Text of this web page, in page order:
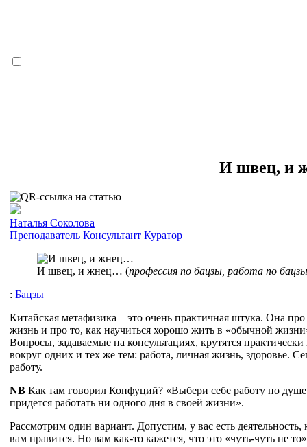
И швец, и
Наталья Соколова
Преподаватель Консультант Куратор
И швец, и жнец… (профессия по бацзы, работа по бацзы
: Бацзы
Китайская метафизика – это очень практичная штука. Она
жизнь и про то, как научиться хорошо жить в «обычной
Вопросы, задаваемые на консультациях, крутятся практически
вокруг одних и тех же тем: работа, личная жизнь, здоровье.
работу.
NB Как там говорил Конфуций? «Выбери себе работу по душе
придется работать ни одного дня в своей жизни».
Рассмотрим один вариант. Допустим, у вас есть деятельность,
вам нравится. Но вам как-то кажется, что это «чуть-чуть не